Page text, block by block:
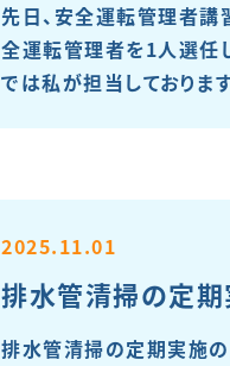
先日、安全運転管理者講
全運転管理者を1人選任
では私が担当しておりま
2025.11.01
排水管清掃の定期
排水管清掃の定期実施の